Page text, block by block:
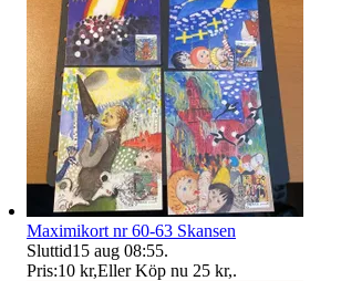
Maximikort nr 60-63 Skansen
Sluttid15 aug 08:55.
Pris:10 kr,Eller Köp nu 25 kr,.